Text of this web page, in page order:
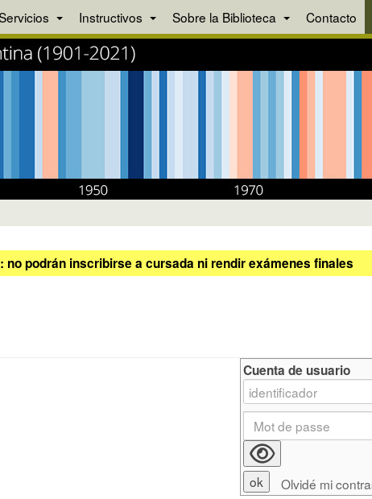
Instructivos Sobre la Biblioteca Contacto
podrán inscribirse a cursada ni rendir exámenes finales
Cuenta de usuario
Olvidé mi